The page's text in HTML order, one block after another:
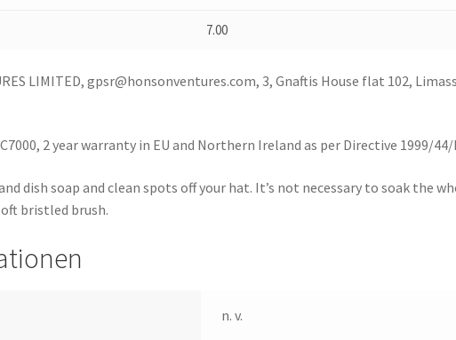
7.00
LIMITED, gpsr@honsonventures.com, 3, Gnaftis House flat 102,
2 year warranty in EU and Northern Ireland as per Directive 1999/44/
dish soap and clean spots off your hat. It’s not necessary to soak the
bristled brush.
n. v.